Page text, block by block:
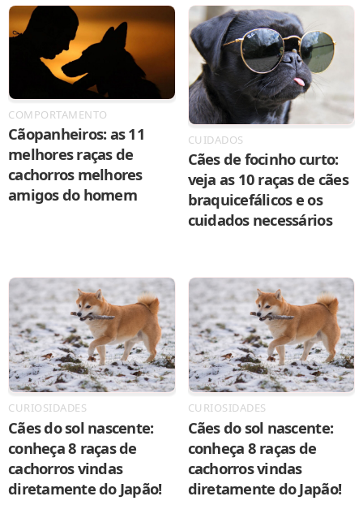
COMPORTAMENTO
Cãopanheiros: as 11
melhores raças de
cachorros melhores
amigos do homem
CUIDADOS
Cães de focinho curto:
veja as 10 raças de cães
braquicefálicos e os
cuidados necessários
CURIOSIDADES
Cães do sol nascente:
conheça 8 raças de
cachorros vindas
diretamente do Japão!
CURIOSIDADES
Cães do sol nascente:
conheça 8 raças de
cachorros vindas
diretamente do Japão!